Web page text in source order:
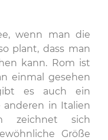
wenn man die
plant, dass man
kann. Rom ist
einmal gesehen
es auch ein
anderen in Italien
zeichnet sich
Größe